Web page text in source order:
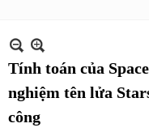
Tính toán của
nghiệm tên lửa
công